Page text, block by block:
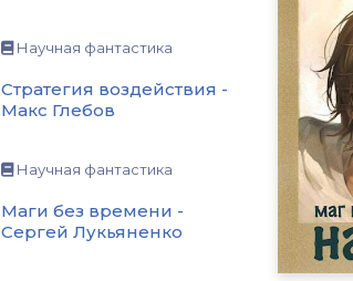
Научная фантастика
Стратегия воздействия -
Макс Глебов
Научная фантастика
Маги без времени -
Сергей Лукьяненко